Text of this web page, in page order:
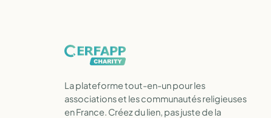
La plateforme tout-en-un pour les
associations et les communautés religieuses
en France. Créez du lien, pas juste de la